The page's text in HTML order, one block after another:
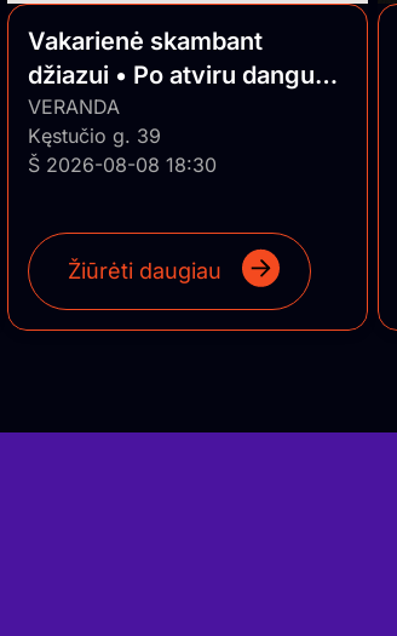
Vakarienė skambant
džiazui • Po atviru dangumi
• Piano Jazz
VERANDA
Kęstučio g. 39
Š 2026-08-08 18:30
Žiūrėti daugiau